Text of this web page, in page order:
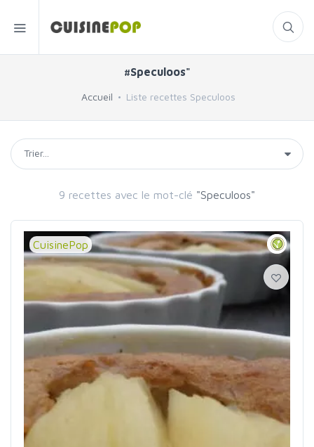
#Speculoos"
Accueil Liste recettes Speculoos
9 recettes avec le mot-clé "Speculoos"
CuisinePop